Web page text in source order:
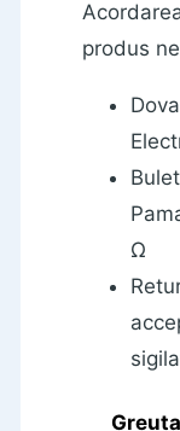
produs
Ω